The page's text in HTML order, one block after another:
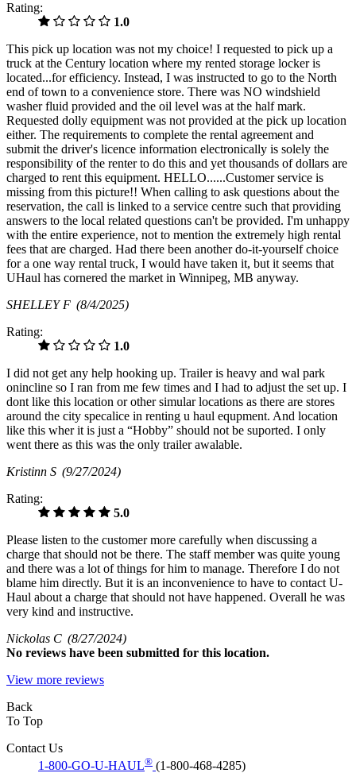
Rating:
1.0
This pick up location was not my choice! I requested to pick up a
truck at the Century location where my rented storage locker is
located...for efficiency. Instead, I was instructed to go to the North
end of town to a convenience store. There was NO windshield
washer fluid provided and the oil level was at the half mark.
Requested dolly equipment was not provided at the pick up location
either. The requirements to complete the rental agreement and
submit the driver's licence information electronically is solely the
responsibility of the renter to do this and yet thousands of dollars are
charged to rent this equipment. HELLO......Customer service is
missing from this picture!! When calling to ask questions about the
reservation, the call is linked to a service centre such that providing
answers to the local related questions can't be provided. I'm unhappy
with the entire experience, not to mention the extremely high rental
fees that are charged. Had there been another do-it-yourself choice
for a one way rental truck, I would have taken it, but it seems that
UHaul has cornered the market in Winnipeg, MB anyway.
SHELLEY F (8/4/2025)
Rating:
1.0
I did not get any help hooking up. Trailer is heavy and wal park
onincline so I ran from me few times and I had to adjust the set up. I
dont like this location or other simular locations as there are stores
around the city specalice in renting u haul equpment. And location
like this wher it is just a “Hobby” should not be suported. I only
went there as this was the only trailer awalable.
Kristinn S (9/27/2024)
Rating:
5.0
Please listen to the customer more carefully when discussing a
charge that should not be there. The staff member was quite young
and there was a lot of things for him to manage. Therefore I do not
blame him directly. But it is an inconvenience to have to contact U-
Haul about a charge that should not have happened. Overall he was
very kind and instructive.
Nickolas C (8/27/2024)
No reviews have been submitted for this location.
View more reviews
Back
To Top
Contact Us
1-800-GO-U-HAUL® (1-800-468-4285)